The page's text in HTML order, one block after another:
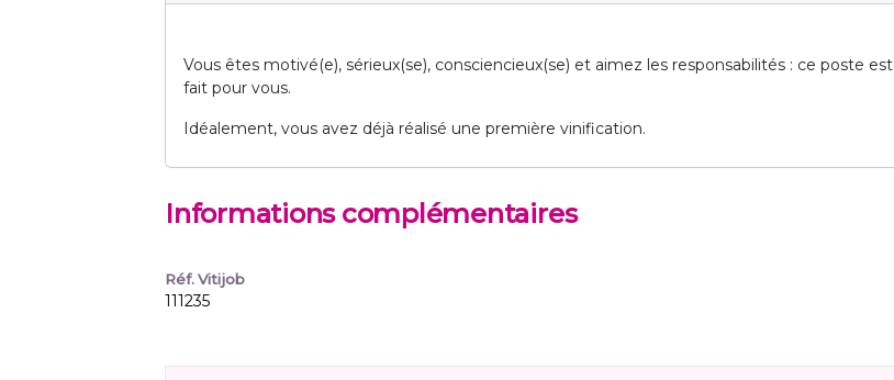
Vous êtes motivé(e), sérieux(se), consciencieux(se) et aimez les responsabilités : ce poste est
fait pour vous.
Idéalement, vous avez déjà réalisé une première vinification.
Informations complémentaires
Réf. Vitijob
111235